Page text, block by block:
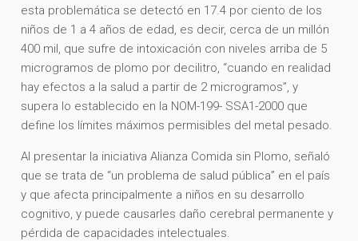
esta problemática se detectó en 17.4 por ciento de los
niños de 1 a 4 años de edad, es decir, cerca de un millón
400 mil, que sufre de intoxicación con niveles arriba de 5
microgramos de plomo por decilitro, “cuando en realidad
hay efectos a la salud a partir de 2 microgramos”, y
supera lo establecido en la NOM-199- SSA1-2000 que
define los límites máximos permisibles del metal pesado.
Al presentar la iniciativa Alianza Comida sin Plomo, señaló
que se trata de “un problema de salud pública” en el país
y que afecta principalmente a niños en su desarrollo
cognitivo, y puede causarles daño cerebral permanente y
pérdida de capacidades intelectuales.